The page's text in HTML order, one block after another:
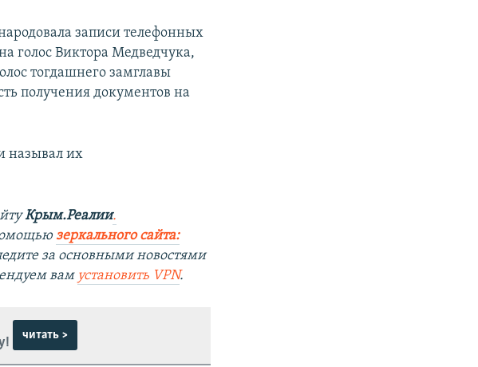
записи телефонных
голос Виктора Медведчука,
тогдашнего замглавы
получения документов на
называл их
Крым.Реалии.
зеркального сайта:
за основными новостями
вам установить VPN.
читать >